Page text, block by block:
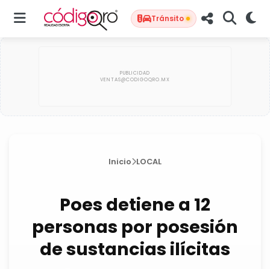
Tránsito
Inicio LOCAL
Poes detiene a 12
personas por posesión
de sustancias ilícitas